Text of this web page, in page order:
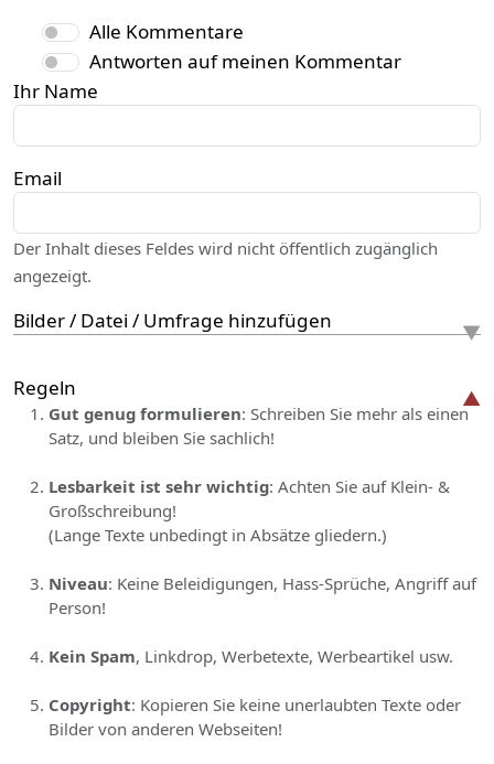
Alle Kommentare
Antworten auf meinen Kommentar
Ihr Name
Email
Der Inhalt dieses Feldes wird nicht öffentlich zugänglich
angezeigt.
Bilder / Datei / Umfrage hinzufügen
Regeln
Gut genug formulieren: Schreiben Sie mehr als einen
Satz, und bleiben Sie sachlich!
Lesbarkeit ist sehr wichtig: Achten Sie auf Klein- &
Großschreibung!
(Lange Texte unbedingt in Absätze gliedern.)
Niveau: Keine Beleidigungen, Hass-Sprüche, Angriff auf
Person!
Kein Spam, Linkdrop, Werbetexte, Werbeartikel usw.
Copyright: Kopieren Sie keine unerlaubten Texte oder
Bilder von anderen Webseiten!